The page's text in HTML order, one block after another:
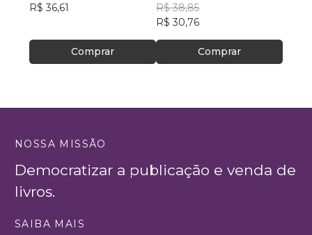
R$ 36,61
Comprar
Batista
R$ 38,85
R$ 30,76
Comprar
NOSSA MISSÃO
Democratizar a publicação e venda de
livros.
SAIBA MAIS